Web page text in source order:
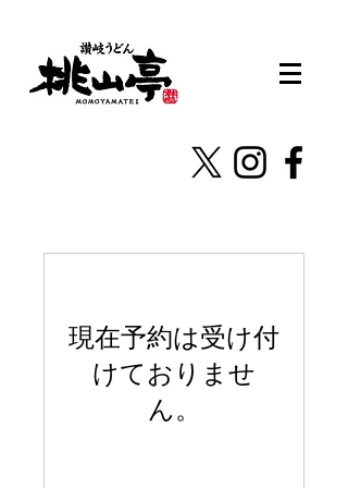
現在予約は受け付
けておりませ
ん。